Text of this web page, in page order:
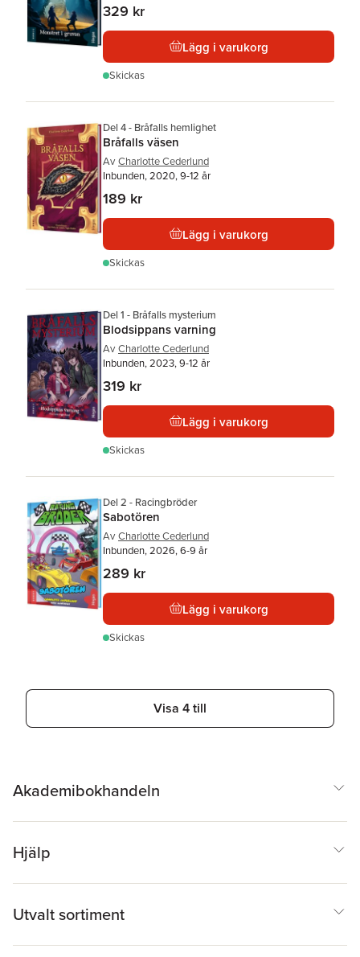
329 kr
Lägg i varukorg
Skickas
Del 4 - Bråfalls hemlighet
Bråfalls väsen
Av Charlotte Cederlund
Inbunden, 2020, 9-12 år
189 kr
Lägg i varukorg
Skickas
Del 1 - Bråfalls mysterium
Blodsippans varning
Av Charlotte Cederlund
Inbunden, 2023, 9-12 år
319 kr
Lägg i varukorg
Skickas
Del 2 - Racingbröder
Sabotören
Av Charlotte Cederlund
Inbunden, 2026, 6-9 år
289 kr
Lägg i varukorg
Skickas
Visa 4 till
Akademibokhandeln
Hjälp
Utvalt sortiment